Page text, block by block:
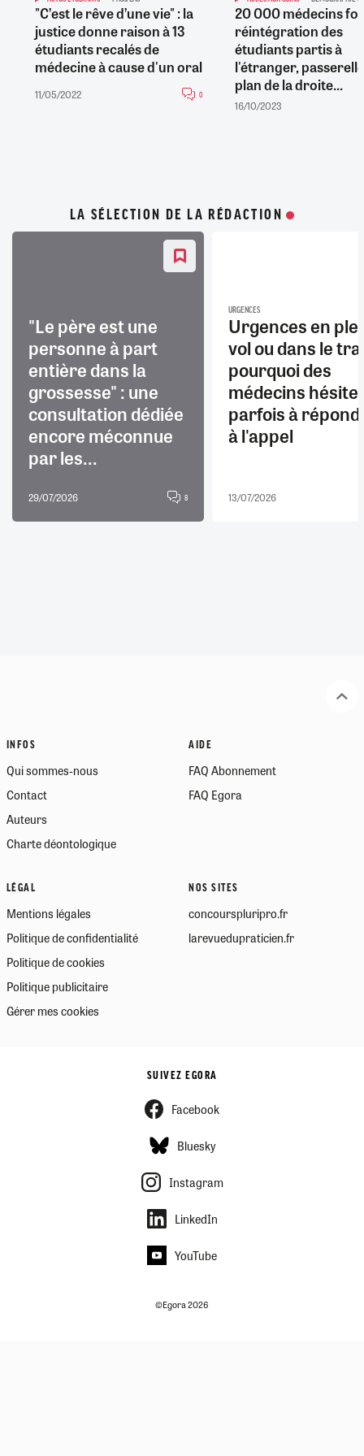
"C’est le rêve d’une vie" : la
justice donne raison à 13
étudiants recalés de
médecine à cause d'un oral
11/05/2022 0
20 000 médecins
réintégration des
étudiants partis à
l'étranger,
plan de la droite...
16/10/2023
LA SÉLECTION DE LA RÉDACTION
"Le père est une
personne à part
entière dans la
grossesse" : une
consultation dédiée
encore méconnue
par les...
29/07/2026 8
URGENCES
Urgences en
vol ou dans le
pourquoi des
médecins
parfois à
à l'appel
13/07/2026
INFOS
Qui sommes-nous
Contact
Auteurs
Charte déontologique
AIDE
FAQ Abonnement
FAQ Egora
LÉGAL
Mentions légales
Politique de confidentialité
Politique de cookies
Politique publicitaire
Gérer mes cookies
NOS SITES
concourspluripro.fr
larevuedupraticien.fr
SUIVEZ EGORA
Facebook
Bluesky
Instagram
LinkedIn
YouTube
©Egora 2026